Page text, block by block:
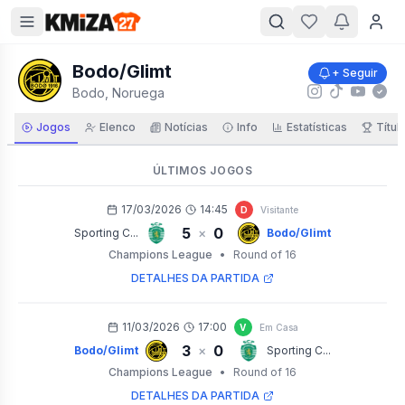
Bodo/Glimt
Bodo, Noruega
+ Seguir
Jogos Elenco Notícias Info Estatísticas
ÚLTIMOS JOGOS
17/03/2026 14:45 D Visitante
Sporting C... 5 × 0
Bodo/Glimt
Champions League
•
Round of 16
DETALHES DA PARTIDA
11/03/2026 17:00 V Em Casa
Bodo/Glimt 3 × 0
Sporting C...
Champions League
•
Round of 16
DETALHES DA PARTIDA